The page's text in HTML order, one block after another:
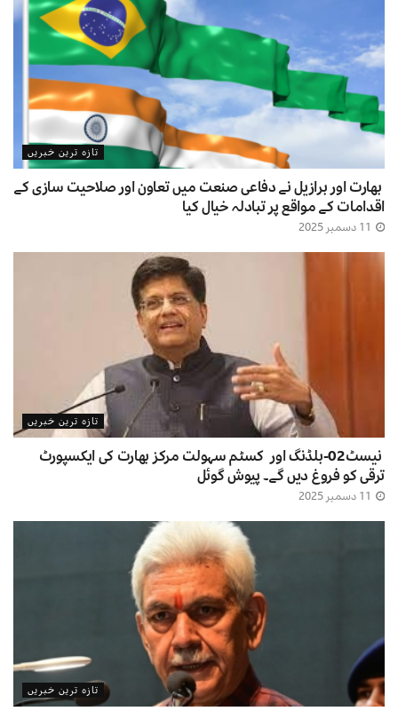
تازہ ترین خبریں
بھارت اور برازیل نے دفاعی صنعت میں تعاون اور صلاحیت سازی کے
اقدامات کے مواقع پر تبادلہ خیال کیا
تازہ ترین خبریں
نیسٹ02-بلڈنگ اور کسٹم سہولت مرکز بھارت کی ایکسپورٹ
ترقی کو فروغ دیں گے۔ پیوش گوئل
تازہ ترین خبریں